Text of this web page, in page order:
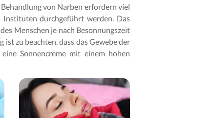
von Narben erfordern viel
Instituten durchgeführt werden. Das
Menschen je nach Besonnungszeit
zu beachten, dass das Gewebe der
Sonnencreme mit einem hohen